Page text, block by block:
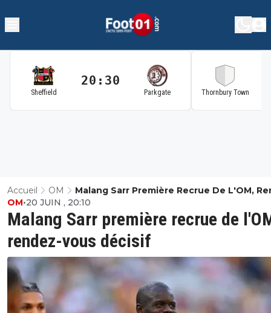
Sheffield
20:30
Parkgate Thornbury Town
Accueil OM
Malang Sarr Première Recrue De L'OM,
Vous Décisif
Malang Sarr première recrue de
rendez-vous décisif
OM•20 JUIN , 20:10